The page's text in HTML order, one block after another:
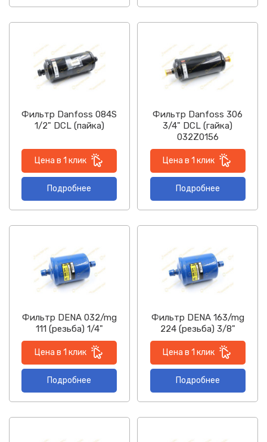
Фильтр Danfoss 084S
1/2" DCL (пайка)
Цена в 1 клик
Подробнее
Фильтр Danfoss 306
3/4" DCL (гайка)
032Z0156
Цена в 1 клик
Подробнее
Фильтр DENA 032/mg
111 (резьба) 1/4"
Цена в 1 клик
Подробнее
Фильтр DENA 163/mg
224 (резьба) 3/8"
Цена в 1 клик
Подробнее